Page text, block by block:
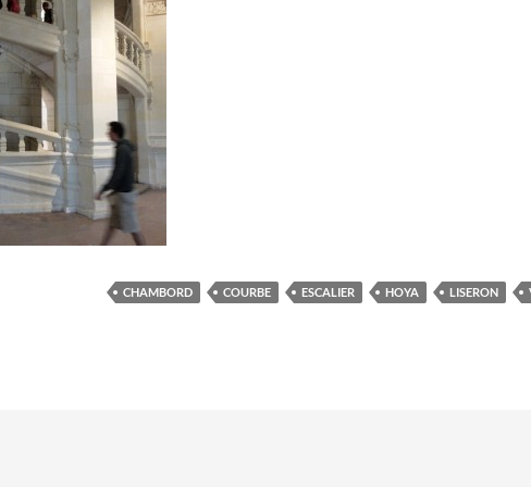
CHAMBORD COURBE ESCALIER HOYA LISERON